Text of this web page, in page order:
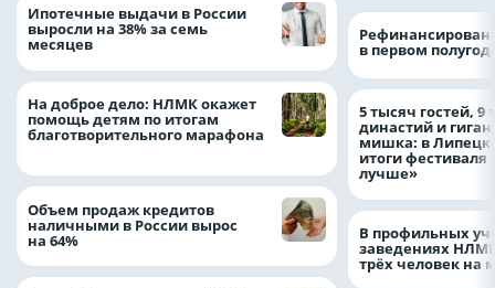
Ипотечные выдачи в России
выросли на 38% за семь
месяцев
На доброе дело: НЛМК окажет
помощь детям по итогам
благотворительного марафона
Объем продаж кредитов
наличными в России вырос
на 64%
в первом
5 тысяч гостей, 9
династий и
мишка: в
итоги фестиваля
лучше»
В профильных
заведениях
трёх человек на